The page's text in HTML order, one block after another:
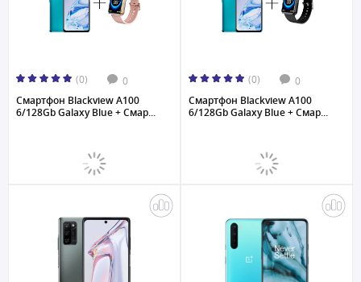
(0) 0
Смартфон Blackview A100
6/128Gb Galaxy Blue + Смар...
(0) 0
Смартфон Blackview A100
6/128Gb Galaxy Blue + Смар...